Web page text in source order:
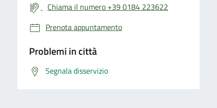
Chiama il numero +39 0184 223622
Prenota appuntamento
Problemi in città
Segnala disservizio